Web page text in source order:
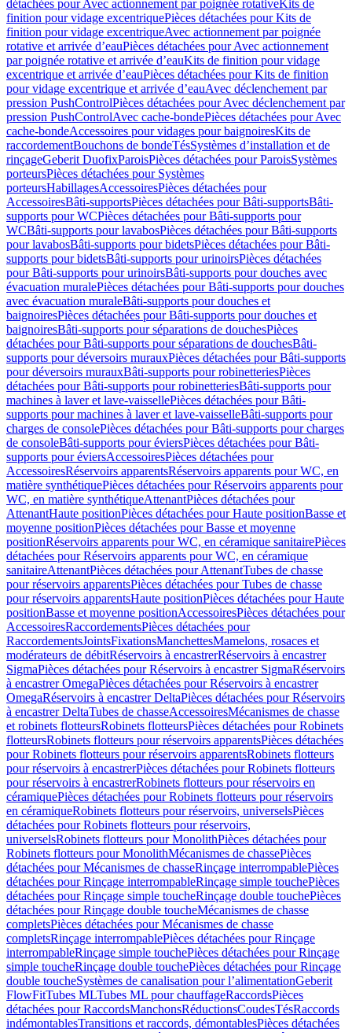
détachées pour Avec actionnement par poignée rotativeKits de
finition pour vidage excentriquePièces détachées pour Kits de
finition pour vidage excentriqueAvec actionnement par poignée
rotative et arrivée d’eauPièces détachées pour Avec actionnement
par poignée rotative et arrivée d’eauKits de finition pour vidage
excentrique et arrivée d’eauPièces détachées pour Kits de finition
pour vidage excentrique et arrivée d’eauAvec déclenchement par
pression PushControlPièces détachées pour Avec déclenchement par
pression PushControlAvec cache-bondePièces détachées pour Avec
cache-bondeAccessoires pour vidages pour baignoiresKits de
raccordementBouchons de bondeTésSystèmes d’installation et de
rinçageGeberit DuofixParoisPièces détachées pour ParoisSystèmes
porteursPièces détachées pour Systèmes
porteursHabillagesAccessoiresPièces détachées pour
AccessoiresBâti-supportsPièces détachées pour Bâti-supportsBâti-
supports pour WCPièces détachées pour Bâti-supports pour
WCBâti-supports pour lavabosPièces détachées pour Bâti-supports
pour lavabosBâti-supports pour bidetsPièces détachées pour Bâti-
supports pour bidetsBâti-supports pour urinoirsPièces détachées
pour Bâti-supports pour urinoirsBâti-supports pour douches avec
évacuation muralePièces détachées pour Bâti-supports pour douches
avec évacuation muraleBâti-supports pour douches et
baignoiresPièces détachées pour Bâti-supports pour douches et
baignoiresBâti-supports pour séparations de douchesPièces
détachées pour Bâti-supports pour séparations de douchesBâti-
supports pour déversoirs murauxPièces détachées pour Bâti-supports
pour déversoirs murauxBâti-supports pour robinetteriesPièces
détachées pour Bâti-supports pour robinetteriesBâti-supports pour
machines à laver et lave-vaissellePièces détachées pour Bâti-
supports pour machines à laver et lave-vaisselleBâti-supports pour
charges de consolePièces détachées pour Bâti-supports pour charges
de consoleBâti-supports pour éviersPièces détachées pour Bâti-
supports pour éviersAccessoiresPièces détachées pour
AccessoiresRéservoirs apparentsRéservoirs apparents pour WC, en
matière synthétiquePièces détachées pour Réservoirs apparents pour
WC, en matière synthétiqueAttenantPièces détachées pour
AttenantHaute positionPièces détachées pour Haute positionBasse et
moyenne positionPièces détachées pour Basse et moyenne
positionRéservoirs apparents pour WC, en céramique sanitairePièces
détachées pour Réservoirs apparents pour WC, en céramique
sanitaireAttenantPièces détachées pour AttenantTubes de chasse
pour réservoirs apparentsPièces détachées pour Tubes de chasse
pour réservoirs apparentsHaute positionPièces détachées pour Haute
positionBasse et moyenne positionAccessoiresPièces détachées pour
AccessoiresRaccordementsPièces détachées pour
RaccordementsJointsFixationsManchettesMamelons, rosaces et
modérateurs de débitRéservoirs à encastrerRéservoirs à encastrer
SigmaPièces détachées pour Réservoirs à encastrer SigmaRéservoirs
à encastrer OmegaPièces détachées pour Réservoirs à encastrer
OmegaRéservoirs à encastrer DeltaPièces détachées pour Réservoirs
à encastrer DeltaTubes de chasseAccessoiresMécanismes de chasse
et robinets flotteursRobinets flotteursPièces détachées pour Robinets
flotteursRobinets flotteurs pour réservoirs apparentsPièces détachées
pour Robinets flotteurs pour réservoirs apparentsRobinets flotteurs
pour réservoirs à encastrerPièces détachées pour Robinets flotteurs
pour réservoirs à encastrerRobinets flotteurs pour réservoirs en
céramiquePièces détachées pour Robinets flotteurs pour réservoirs
en céramiqueRobinets flotteurs pour réservoirs, universelsPièces
détachées pour Robinets flotteurs pour réservoirs,
universelsRobinets flotteurs pour MonolithPièces détachées pour
Robinets flotteurs pour MonolithMécanismes de chassePièces
détachées pour Mécanismes de chasseRinçage interrompablePièces
détachées pour Rinçage interrompableRinçage simple touchePièces
détachées pour Rinçage simple toucheRinçage double touchePièces
détachées pour Rinçage double toucheMécanismes de chasse
completsPièces détachées pour Mécanismes de chasse
completsRinçage interrompablePièces détachées pour Rinçage
interrompableRinçage simple touchePièces détachées pour Rinçage
simple toucheRinçage double touchePièces détachées pour Rinçage
double toucheSystèmes de canalisation pour l’alimentationGeberit
FlowFitTubes MLTubes ML pour chauffageRaccordsPièces
détachées pour RaccordsManchonsRéductionsCoudesTésRaccords
indémontablesTransitions et raccords, démontablesPièces détachées